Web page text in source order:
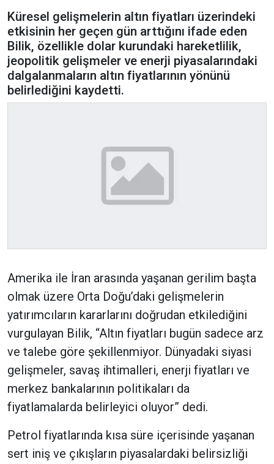
Küresel gelişmelerin altın fiyatları üzerindeki
etkisinin her geçen gün arttığını ifade eden
Bilik, özellikle dolar kurundaki hareketlilik,
jeopolitik gelişmeler ve enerji piyasalarındaki
dalgalanmaların altın fiyatlarının yönünü
belirlediğini kaydetti.
Amerika ile İran arasında yaşanan gerilim başta
olmak üzere Orta Doğu’daki gelişmelerin
yatırımcıların kararlarını doğrudan etkilediğini
vurgulayan Bilik, “Altın fiyatları bugün sadece arz
ve talebe göre şekillenmiyor. Dünyadaki siyasi
gelişmeler, savaş ihtimalleri, enerji fiyatları ve
merkez bankalarının politikaları da
fiyatlamalarda belirleyici oluyor” dedi.
Petrol fiyatlarında kısa süre içerisinde yaşanan
sert iniş ve çıkışların piyasalardaki belirsizliği